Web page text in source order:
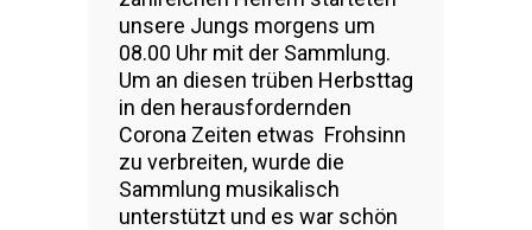
unsere Jungs morgens um
08.00 Uhr mit der Sammlung.
Um an diesen trüben Herbsttag
in den herausfordernden
Corona Zeiten etwas Frohsinn
zu verbreiten, wurde die
Sammlung musikalisch
unterstützt und es war schön